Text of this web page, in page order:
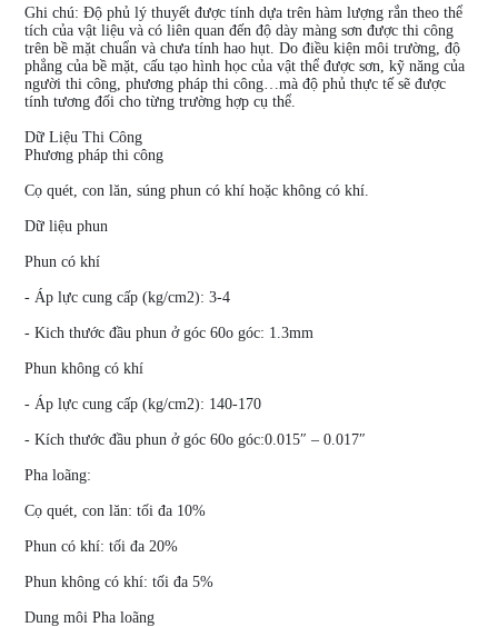
Ghi chú: Độ phủ lý thuyết được tính dựa trên hàm lượng rắn theo thể
tích của vật liệu và có liên quan đến độ dày màng sơn được thi công
trên bề mặt chuẩn và chưa tính hao hụt. Do điều kiện môi trường, độ
phẳng của bề mặt, cấu tạo hình học của vật thể được sơn, kỹ năng của
người thi công, phương pháp thi công…mà độ phủ thực tế sẽ được
tính tương đối cho từng trường hợp cụ thể.
Dữ Liệu Thi Công
Phương pháp thi công
Cọ quét, con lăn, súng phun có khí hoặc không có khí.
Dữ liệu phun
Phun có khí
- Áp lực cung cấp (kg/cm2): 3-4
- Kich thước đầu phun ở góc 60o góc: 1.3mm
Phun không có khí
- Áp lực cung cấp (kg/cm2): 140-170
- Kích thước đầu phun ở góc 60o góc:0.015″ – 0.017″
Pha loãng:
Cọ quét, con lăn: tối đa 10%
Phun có khí: tối đa 20%
Phun không có khí: tối đa 5%
Dung môi Pha loãng